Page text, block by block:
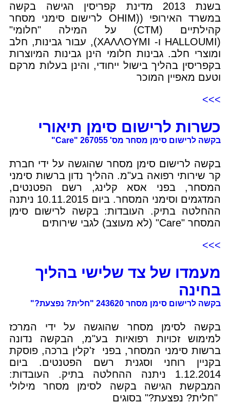
בשנת 2013 מדינת קפריסין הגישה בקשה
במשרד האירופי ((OHIM לרישום סימני מסחר
קהילתיים (CTM) על המילה "חלומי"
(HALLOUMI ו- XAΛΛOYMI), עבור גבינות, חלב
ומוצרי חלב. גבינות חלומי הינן גבינות המיוצרות
בקפריסין בהליך בישול ייחודי, והינן בעלות מרקם
וטעם מאפיין המוכר
>>>
כשרות לרישום סימן תיאורי
בקשה לרישום סימן מסחר מס' 267055 "Care"
בקשה לרישום סימן מסחר שהוגשה על ידי חברת
קר שירותי רפואה בע"מ. ההליך נדון ברשות סימני
המסחר, בפני אסא קלינג, רשם הפטנטים,
המדגמים וסימני המסחר. ביום 10.11.2015 ניתנה
ההחלטה בתיק. העובדות: בקשה לרישום סימן
המסחר "Care" (לא מעוצב) לגבי שירותים
>>>
מעמדו של צד שלישי בהליך
בחינה
בקשה לרישום סימן מסחר 243620 "חלית? נפצעת?"
בקשה לסימן מסחר שהוגשה על ידי המרכז
למימוש זכויות רפואיות בע"מ, הבקשה נדונה
ברשות סימני המסחר, בפני ז'קלין ברכה, פוסקת
בקניין רוחני וסגנית רשם הפטנטים. ביום
1.12.2014 ניתנה ההחלטה בתיק. העובדות:
המבקשת הגישה בקשה לסימן מסחר מילולי
"חלית? נפצעת?" בסוגים